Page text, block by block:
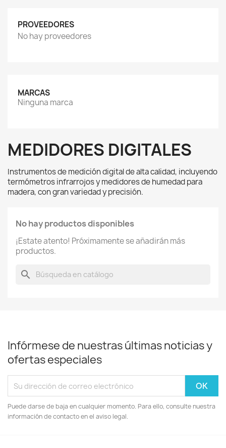
PROVEEDORES
No hay proveedores
MARCAS
Ninguna marca
MEDIDORES DIGITALES
Instrumentos de medición digital de alta calidad, incluyendo
termómetros infrarrojos y medidores de humedad para
madera, con gran variedad y precisión.
No hay productos disponibles
¡Estate atento! Próximamente se añadirán más
productos.
search
Infórmese de nuestras últimas noticias y
ofertas especiales
Puede darse de baja en cualquier momento. Para ello, consulte nuestra
información de contacto en el aviso legal.